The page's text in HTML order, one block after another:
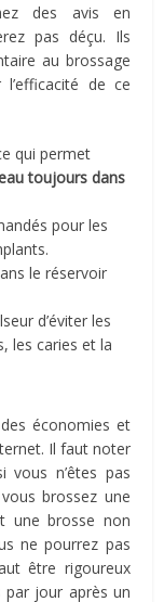
des avis en
pas déçu. Ils
au brossage
l’efficacité de ce
qui permet
toujours dans
pour les
le réservoir
d’éviter les
les caries et la
économies et
Il faut noter
vous n’êtes pas
brossez une
une brosse non
ne pourrez pas
être rigoureux
par jour après un